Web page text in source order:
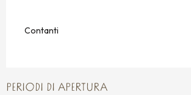
Contanti
PERIODI DI APERTURA